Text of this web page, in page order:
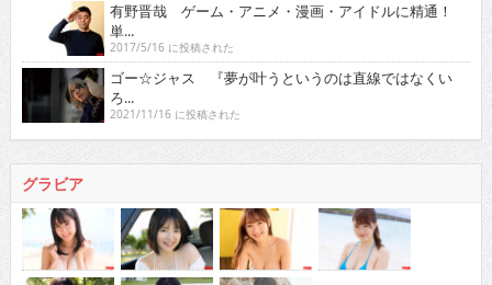
有野晋哉 ゲーム・アニメ・漫画・アイドルに精通！
単...
2017/5/16 に投稿された
ゴー☆ジャス 『夢が叶うというのは直線ではなくい
ろ...
2021/11/16 に投稿された
グラビア